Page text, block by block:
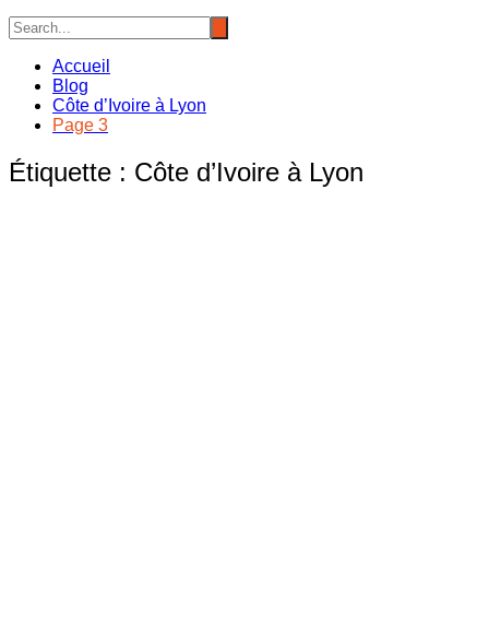
Accueil
Blog
Côte d’Ivoire à Lyon
Page 3
Étiquette : Côte d’Ivoire à Lyon